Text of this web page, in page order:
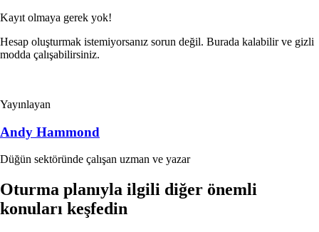
Kayıt olmaya gerek yok!
Hesap oluşturmak istemiyorsanız sorun değil. Burada kalabilir ve gizli
modda çalışabilirsiniz.
Yayınlayan
Andy Hammond
Düğün sektöründe çalışan uzman ve yazar
Oturma planıyla ilgili diğer önemli
konuları keşfedin